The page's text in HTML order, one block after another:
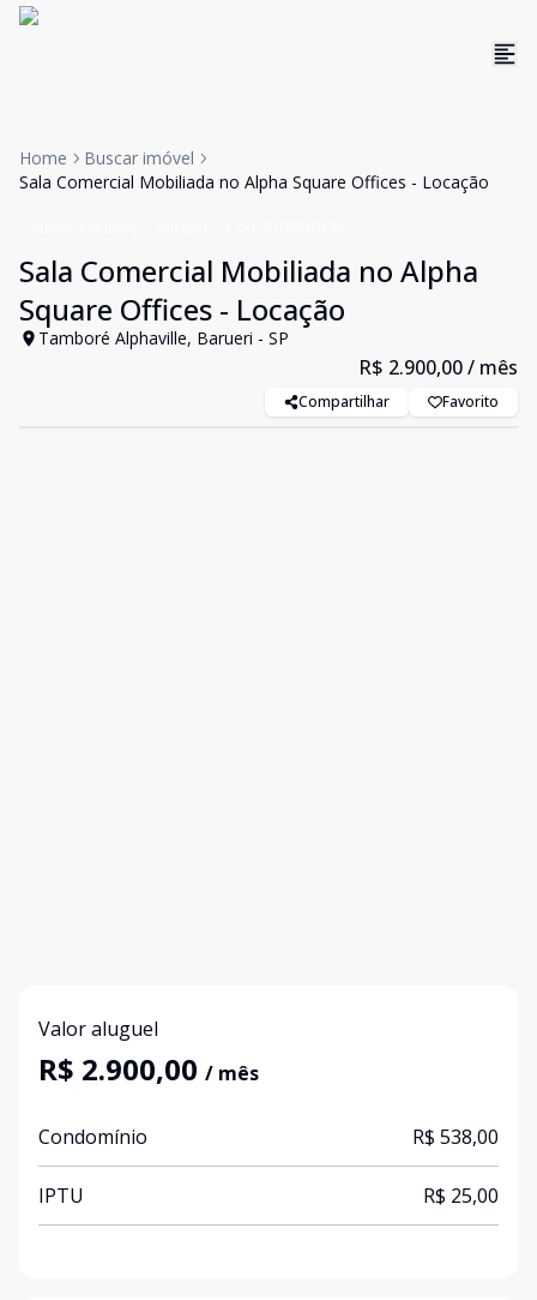
Home
Buscar imóvel
Sala Comercial Mobiliada no Alpha Square Offices - Locação
Sala Comercial Mobiliada no Alpha
Square Offices - Locação
Tamboré Alphaville, Barueri - SP
R$ 2.900,00/ mês
Compartilhar Favorito
Valor aluguel
R$ 2.900,00 / mês
Condomínio R$ 538,00
IPTU R$ 25,00